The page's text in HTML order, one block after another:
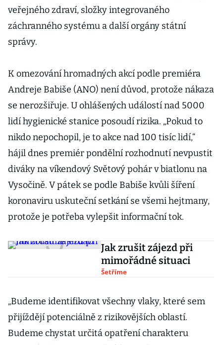
veřejného zdraví, složky integrovaného
záchranného systému a další orgány státní
správy.
K omezování hromadných akcí podle premiéra
Andreje Babiše (ANO) není důvod, protože nákaza
se nerozšiřuje. U ohlášených událostí nad 5000
lidí hygienické stanice posoudí rizika. „Pokud to
nikdo nepochopil, je to akce nad 100 tisíc lidí,“
hájil dnes premiér pondělní rozhodnutí nevpustit
diváky na víkendový Světový pohár v biatlonu na
Vysočině. V pátek se podle Babiše kvůli šíření
koronaviru uskuteční setkání se všemi hejtmany,
protože je potřeba vylepšit informační tok.
Jak zrušit zájezd při
mimořádné situaci
Šetříme
„Budeme identifikovat všechny vlaky, které sem
přijíždějí potenciálně z rizikovějších oblastí.
Budeme chystat určitá opatření charakteru